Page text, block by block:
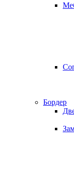
Бордер